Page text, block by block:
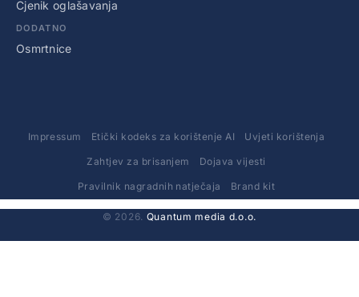
Cjenik oglašavanja
DODATNO
Osmrtnice
Impressum Etički kodeks za korištenje AI Uvjeti korištenja
Zahtjev za brisanjem Dojava vijesti
Pravilnik nagradnih natječaja Brand kit
© 2026. Quantum media d.o.o.